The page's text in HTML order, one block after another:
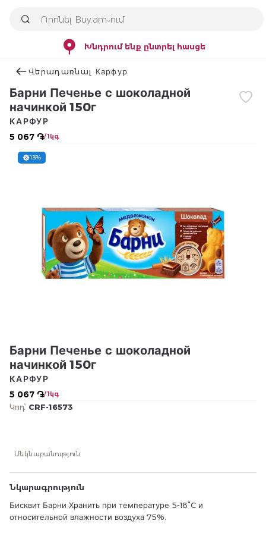
Խնդրում ենք ընտրել հասցե
Վերադառնալ Карфур
Барни Печенье с шоколадной
начинкой 150г
5 067 ֏/ 1կգ
КАРФУР
13%
Барни Печенье с шоколадной
начинкой 150г
5 067 ֏/ 1կգ
КАРФУР
Կոդ՝ CRF-16573
Մեկնաբանություն
Նկարագրություն
Бисквит Барни Хранить при температуре 5-18°C и
относительной влажности воздуха 75%.